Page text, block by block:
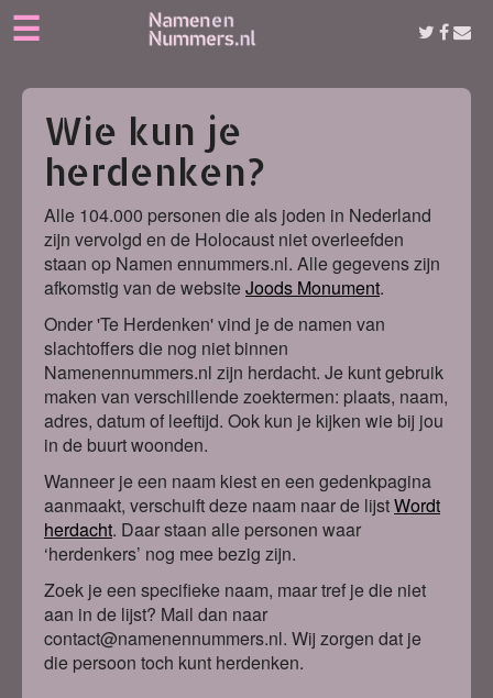
☰
Wie kun je
herdenken?
Alle 104.000 personen die als joden in Nederland
zijn vervolgd en de Holocaust niet overleefden
staan op Namen ennummers.nl. Alle gegevens zijn
afkomstig van de websiteJoods Monument.
Onder 'Te Herdenken' vind je de namen van
slachtoffers die nog niet binnen
Namenennummers.nl zijn herdacht. Je kunt gebruik
maken van verschillende zoektermen: plaats, naam,
adres, datum of leeftijd. Ook kun je kijken wie bij jou
in de buurt woonden.
Wanneer je een naam kiest en een gedenkpagina
aanmaakt, verschuift deze naam naar de lijstWordt
herdacht. Daar staan alle personen waar
‘herdenkers’ nog mee bezig zijn.
Zoek je een specifieke naam, maar tref je die niet
aan in de lijst? Mail dan naar
contact@namenennummers.nl. Wij zorgen dat je
die persoon toch kunt herdenken.